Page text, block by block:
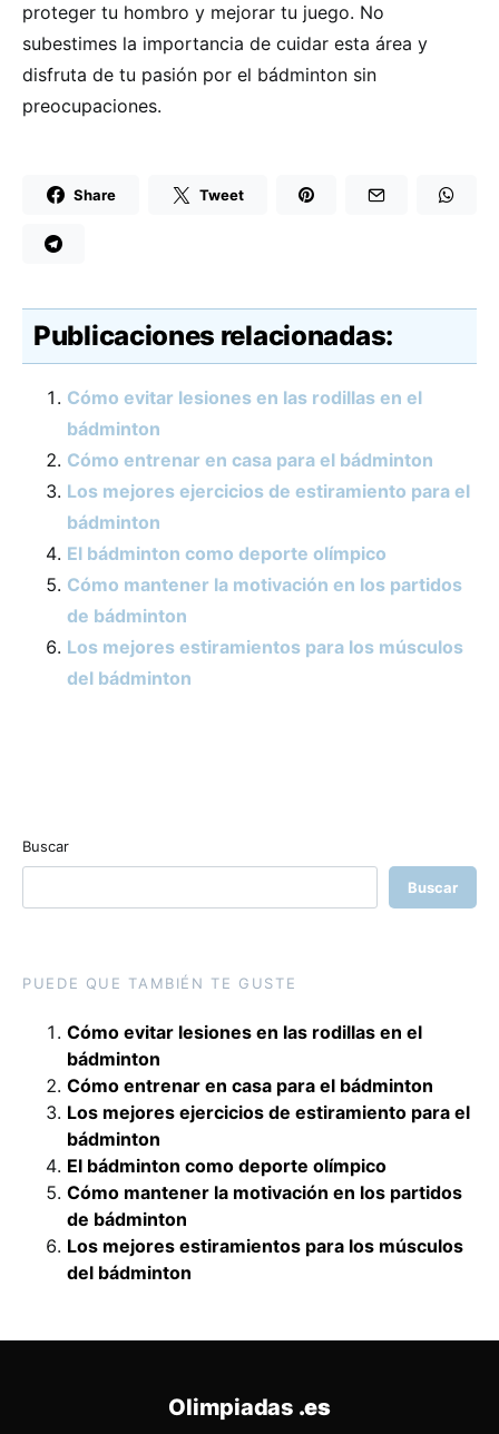
proteger tu hombro y mejorar tu juego. No
subestimes la importancia de cuidar esta área y
disfruta de tu pasión por el bádminton sin
preocupaciones.
Share Tweet
Publicaciones relacionadas:
Cómo evitar lesiones en las rodillas en el
bádminton
Cómo entrenar en casa para el bádminton
Los mejores ejercicios de estiramiento para el
bádminton
El bádminton como deporte olímpico
Cómo mantener la motivación en los partidos
de bádminton
Los mejores estiramientos para los músculos
del bádminton
Buscar
Buscar
PUEDE QUE TAMBIÉN TE GUSTE
Cómo evitar lesiones en las rodillas en el
bádminton
Cómo entrenar en casa para el bádminton
Los mejores ejercicios de estiramiento para el
bádminton
El bádminton como deporte olímpico
Cómo mantener la motivación en los partidos
de bádminton
Los mejores estiramientos para los músculos
del bádminton
Olimpiadas .es